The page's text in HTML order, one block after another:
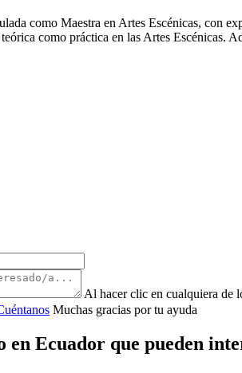
como Maestra en Artes Escénicas, con
como práctica en las Artes
Al hacer clic en cualquiera de
Muchas gracias por tu ayuda
en Ecuador que pueden